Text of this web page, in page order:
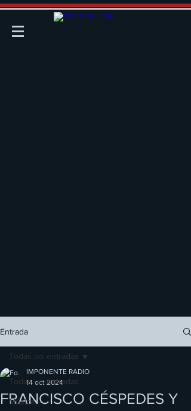
Entrada
Todas las entradas
Música
Todas las entradas
FRANCISCO CÉSPEDES Y
IMPONENTE RADIO
14 oct 2024